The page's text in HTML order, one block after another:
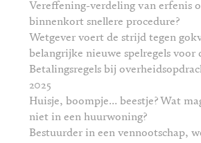
Vereffening-verdeling van erfenis
binnenkort snellere procedure?
Wetgever voert de strijd tegen
belangrijke nieuwe spelregels voor
Betalingsregels bij
2025
Huisje, boompje… beestje? Wat
niet in een huurwoning?
Bestuurder in een vennootschap,